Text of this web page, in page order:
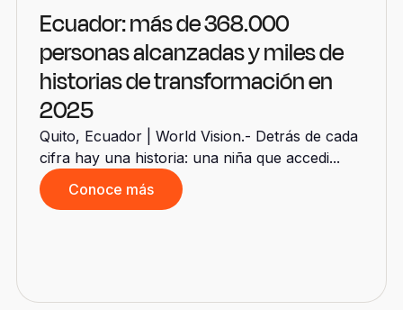
Ecuador: más de 368.000
personas alcanzadas y miles de
historias de transformación en
2025
Quito, Ecuador | World Vision.- Detrás de cada
cifra hay una historia: una niña que accedi...
Conoce más